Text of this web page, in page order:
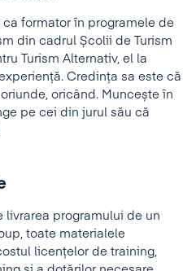
formator în programele de
din cadrul Școlii de Turism
Turism Alternativ, el la
Credința sa este că
oricând. Muncește în
pe cei din jurul său că
livrarea programului de un
toate materialele
licențelor de training,